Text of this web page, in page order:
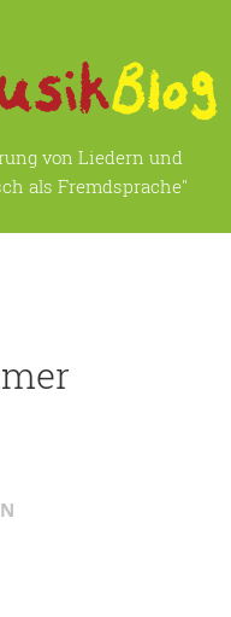
von Liedern und
als Fremdsprache"